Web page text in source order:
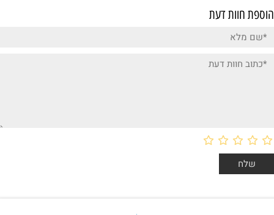
הוספת חוות דעת